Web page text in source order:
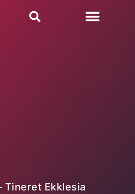
Tineret Ekklesia